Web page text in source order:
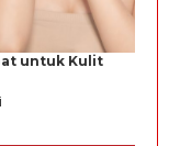
untuk Kulit